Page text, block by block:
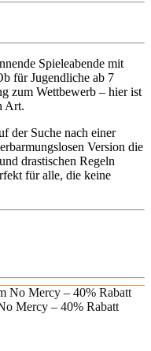
Spieleabende mit
für Jugendliche ab 7
zum Wettbewerb – hier ist
Art.
der Suche nach einer
Version die
drastischen Regeln
für alle, die keine
Mercy – 40% Rabatt